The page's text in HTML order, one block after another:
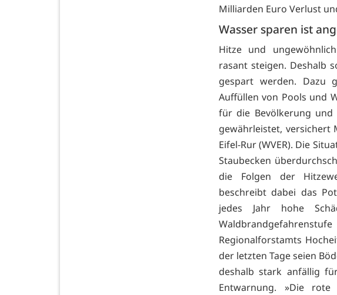
Milliarden Euro Verlust
Wasser sparen ist
Hitze und
rasant steigen. Deshalb
gespart werden. Dazu
Auffüllen von Pools und
für die Bevölkerung
gewährleistet, versichert
Eifel-Rur (WVER). Die
Staubecken
die Folgen der
beschreibt dabei das
jedes Jahr hohe
Regionalforstamts
der letzten Tage seien
deshalb stark anfällig
Entwarnung. »Die